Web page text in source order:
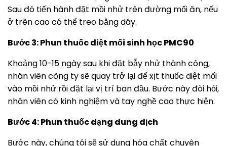
Sau đó tiến hành đặt mồi nhử trên đường mối ăn, nếu
ở trên cao có thể treo bằng dây.
Bước 3: Phun thuốc diệt mối sinh học PMC90
Khoảng 10-15 ngày sau khi đặt bẫy nhử thành công,
nhân viên công ty sẽ quay trở lại để xịt thuốc diệt mối
vào mồi nhử rồi đặt lại vị trí ban đầu. Bước này đòi hỏi,
nhân viên có kinh nghiệm và tay nghề cao thực hiện.
Bước 4: Phun thuốc dạng dung dịch
Bước này, chúng tôi sẽ sử dụng hóa chất chuyên